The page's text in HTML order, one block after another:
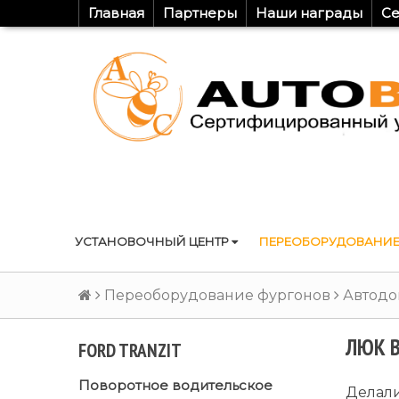
Главная Партнеры Наши награды
УСТАНОВОЧНЫЙ ЦЕНТР
Переоборудование фургонов
FORD TRANZIT
Поворотное водительское
ЛЮК